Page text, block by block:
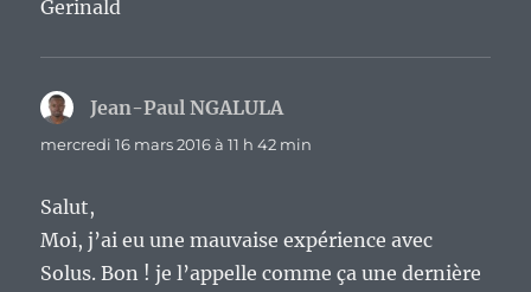
Gerinald
Jean-Paul NGALULA
mercredi 16 mars 2016 à 11 h 42 min
Salut,
Moi, j’ai eu une mauvaise expérience avec
Solus. Bon ! je l’appelle comme ça une dernière